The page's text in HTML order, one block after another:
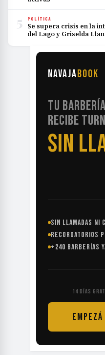
5 POLÍTICA
Se supera crisis en la
del Lago y Griselda
NAVAJABOOK
TU BARBERÍA
RECIBE
SIN
SIN LLAMADAS NI
RECORDATORIOS
+240 BARBERÍAS
14 DÍAS